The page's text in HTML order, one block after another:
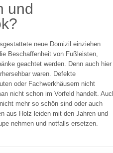
und
neue Domizil einziehen
Beschaffenheit von Fußleisten,
geachtet werden. Denn auch hier
waren. Defekte
oder Fachwerkhäusern nicht
nicht schon im Vorfeld handelt.
mehr so schön sind oder auch
aus Holz leiden mit den Jahren und
nehmen und notfalls ersetzen.